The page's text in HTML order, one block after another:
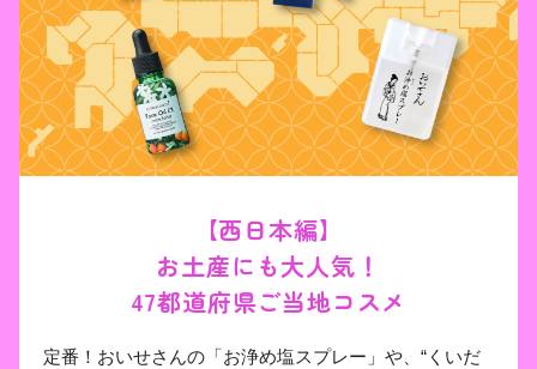
【西日本編】
お土産にも大人気！
47都道府県ご当地コスメ
定番！おいせさんの「お浄め塩スプレー」や、“くいだ